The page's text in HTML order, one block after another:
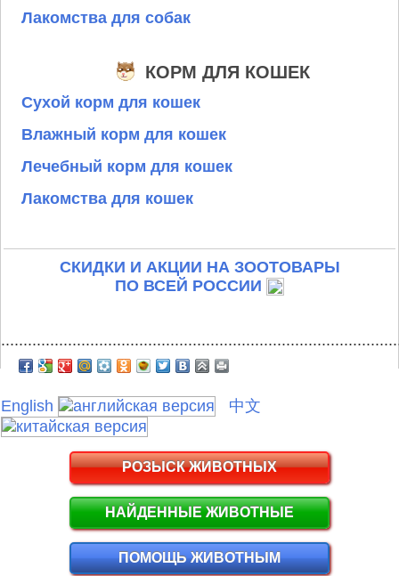
Лакомства для собак
КОРМ ДЛЯ КОШЕК
Сухой корм для кошек
Влажный корм для кошек
Лечебный корм для кошек
Лакомства для кошек
СКИДКИ И АКЦИИ НА ЗООТОВАРЫ
ПО ВСЕЙ РОССИИ
English 中文
РОЗЫСК ЖИВОТНЫХ
НАЙДЕННЫЕ ЖИВОТНЫЕ
ПОМОЩЬ ЖИВОТНЫМ